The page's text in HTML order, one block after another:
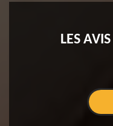
LES